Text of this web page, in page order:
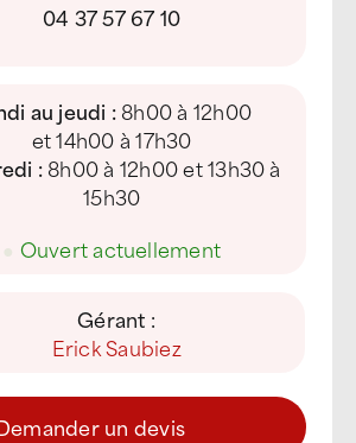
04 37 57 67 10
au jeudi :8h00 à 12h00
et 14h00 à 17h30
:8h00 à 12h00 et 13h30 à
15h30
Ouvert actuellement
Gérant :
Erick Saubiez
un devis